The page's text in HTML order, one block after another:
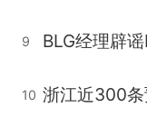
9 BLG经理辟
10